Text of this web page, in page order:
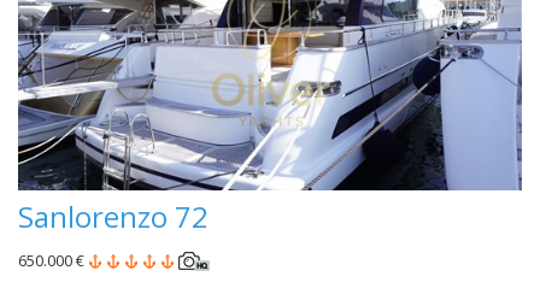
Sanlorenzo 72
650.000 €